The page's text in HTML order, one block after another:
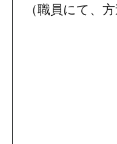
（職員にて、